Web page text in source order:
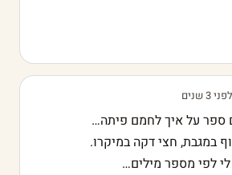
לפני 3 שנים
על איך לחמם פיתה…
במגבת, חצי דקה במיקרו.
לפי מספר מילים…